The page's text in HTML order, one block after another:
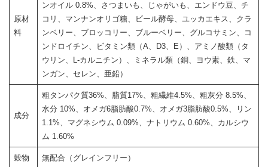
原材
料
ンオイル 0.8%、さつまいも、じゃがいも、エンドウ豆、チ
コリ、マンナンオリゴ糖、ビール酵母、ユッカエキス、クラ
ンベリー、ブロッコリー、ブルーベリー、グルコサミン、コ
ンドロイチン、ビタミン類（A、D3、E）、アミノ酸類（タ
ウリン、L-カルニチン）、ミネラル類（銅、ヨウ素、鉄、マ
ンガン、セレン、亜鉛）
成分
粗タンパク質36%、脂質17%、粗繊維4.5%、粗灰分 8.5%、
水分 10%、オメガ6脂肪酸0.7%、オメガ3脂肪酸0.5%、リン
1.1%、マグネシウム 0.09%、ナトリウム 0.60%、カルシウ
ム 1.60%
穀物 無配合（グレインフリー）